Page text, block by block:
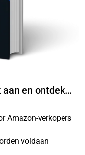
aan en ontdek…
Amazon-verkopers
voldaan